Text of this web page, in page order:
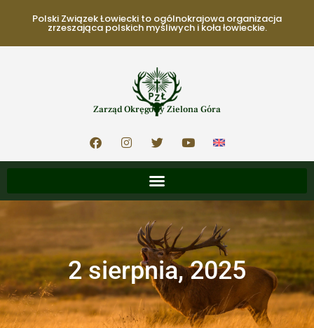
Polski Związek Łowiecki to ogólnokrajowa organizacja
zrzeszająca polskich myśliwych i koła łowieckie.
Zarząd Okręgowy Zielona Góra
2 sierpnia, 2025